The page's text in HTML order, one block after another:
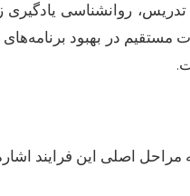
روانشناسی
در بهبود
اصلی این فرایند